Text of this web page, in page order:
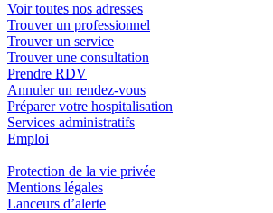
Voir toutes nos adresses
Trouver un professionnel
Trouver un service
Trouver une consultation
Prendre RDV
Annuler un rendez-vous
Préparer votre hospitalisation
Services administratifs
Emploi​
Protection de la vie privée
Mentions légales
Lanceurs d’alerte